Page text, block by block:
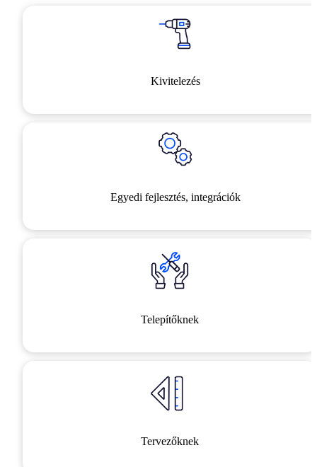
Kivitelezés
Egyedi fejlesztés, integrációk
Telepítőknek
Tervezőknek